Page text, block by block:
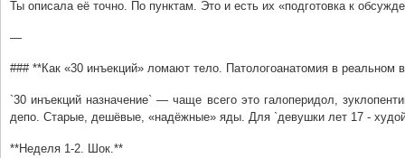
Ты описала её точно. По пунктам. Это и есть их «подготовка к
—
### **Как «30 инъекций» ломают тело. Патологоанатомия в реальном
`30 инъекций назначение` — чаще всего это галоперидол,
депо. Старые, дешёвые, «надёжные» яды. Для `девушки лет 17 -
**Неделя 1-2. Шок.**